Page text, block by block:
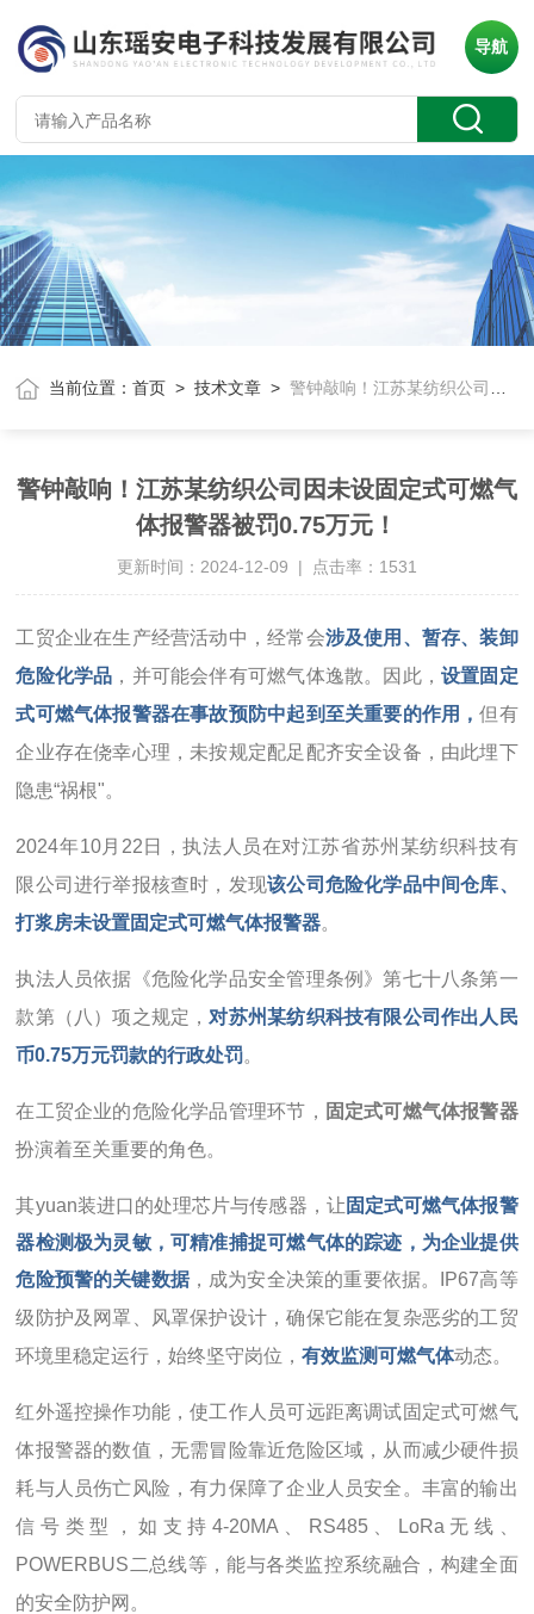
导航
当前位置：首页 >技术文章 >警钟敲响！江苏某纺织公司因未设固定式可燃气体报警器被罚0.75万元！
警钟敲响！江苏某纺织公司因未设固定式可燃气
体报警器被罚0.75万元！
更新时间：2024-12-09 | 点击率：1531
工贸企业在生产经营活动中，经常会涉及使用、暂存、装卸
危险化学品 ，并可能会伴有可燃气体逸散。因此， 设置固定
式可燃气体报警器在事故预防中起到至关重要的作用，但有
企业存在侥幸心理，未按规定配足配齐安全设备，由此埋下
隐患“祸根"。
2024年10月22日，执法人员在对江苏省苏州某纺织科技有
限公司进行举报核查时，发现该公司危险化学品中间仓库、
打浆房未设置固定式可燃气体报警器。
执法人员依据《危险化学品安全管理条例》第七十八条第一
款第（八）项之规定， 对苏州某纺织科技有限公司作出人民
币0.75万元罚款的行政处罚。
在工贸企业的危险化学品管理环节， 固定式可燃气体报警器
扮演着至关重要的角色。
其yuan装进口的处理芯片与传感器，让 固定式可燃气体报警
器检测极为灵敏，可精准捕捉可燃气体的踪迹，为企业提供
危险预警的关键数据，成为安全决策的重要依据。IP67高等
级防护及网罩、风罩保护设计，确保它能在复杂恶劣的工贸
环境里稳定运行，始终坚守岗位，有效监测可燃气体动态。
红外遥控操作功能，使工作人员可远距离调试固定式可燃气
体报警器的数值，无需冒险靠近危险区域，从而减少硬件损
耗与人员伤亡风险，有力保障了企业人员安全。丰富的输出
信号类型，如支持4-20MA、RS485、LoRa无线、
POWERBUS二总线等，能与各类监控系统融合，构建全面
的安全防护网。